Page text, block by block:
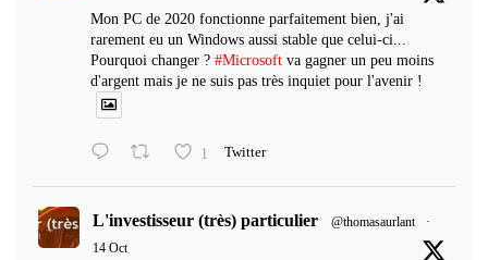
Mon PC de 2020 fonctionne parfaitement bien, j'ai
rarement eu un Windows aussi stable que celui-ci...
Pourquoi changer ? #Microsoft va gagner un peu moins
d'argent mais je ne suis pas très inquiet pour l'avenir !
1 Twitter
L'investisseur (très) particulier @thomasaurlant
·
14 Oct